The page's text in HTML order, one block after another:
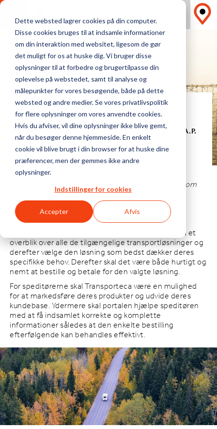
Dette websted lagrer cookies på din computer.
Disse cookies bruges til at indsamle informationer
om din interaktion med websitet, ligesom de gør
det muligt for os at huske dig. Vi bruger disse
oplysninger til at forbedre og brugertilpasse din
oplevelse på webstedet, samt til analyse og
målepunkter for vores besøgende, både på dette
websted og andre medier. Se vores privatlivspolitik
for flere oplysninger om vores anvendte cookies.
Hvis du afviser, vil dine oplysninger ikke blive gemt,
når du besøger denne hjemmeside. En enkelt
cookie vil blive brugt i din browser for at huske dine
præferencer, men der gemmes ikke andre
oplysninger.
Indstillinger for cookies
Accepter Afvis
BESTIL GODSTRANSPORT SOM DU BESTILLER
FLYBILLET
Vision
Transporteca er grundlagt af erfarne ledere fra A.P.
Møller–Mærsk, og har som formål at forbedre
købsoplevelsen for virksomheder på jagt efter
transportløsninger.
“Vores drøm er, at det en dag bliver lige så let for
mindre virksomheder at bestille import af varer, som
det er at bestille en flybillet.”
Morten Find Lærkholm, Grundlægger &
Administrerende Direktør
Vi vil tilbyde en portal, hvor kunderne hurtigt kan få et
overblik over alle de tilgængelige transportløsninger og
derefter vælge den løsning som bedst dækker deres
specifikke behov. Derefter skal det være både hurtigt og
nemt at bestille og betale for den valgte løsning.
For speditørerne skal Transporteca være en mulighed
for at markedsføre deres produkter og udvide deres
kundebase. Ydermere skal portalen hjælpe speditøren
med at få indsamlet korrekte og komplette
informationer således at den enkelte bestilling
efterfølgende kan behandles effektivt.